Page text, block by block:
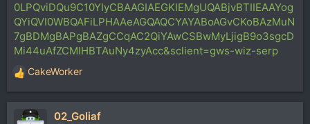
0LPQviDQu9C10YIyCBAAGIAEGKIEMgUQABjvBTIIEAAYog
QYiQVI0WBQAFiLPHAAeAGQAQCYAYABoAGvCKoBAzMuN
7gBDMgBAPgBAZgCCqAC2QiYAwCSBwMyLjigB9o3sgcD
Mi44uAfZCMIHBTAuNy4zyAcc&sclient=gws-wiz-serp
Р
е
а
CakeWorker
02_Goliaf